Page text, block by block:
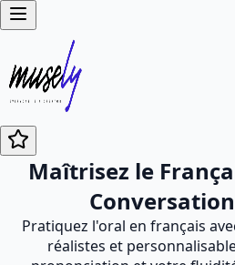
Maîtrisez le
Pratiquez l'oral en français
réalistes et